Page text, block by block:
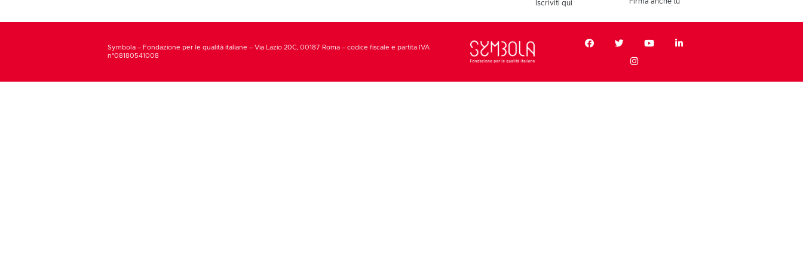
Iscriviti qui
Symbola – Fondazione per le qualità italiane – Via Lazio 20C, 00187 Roma – codice fiscale e partita IVA
n°08180541008